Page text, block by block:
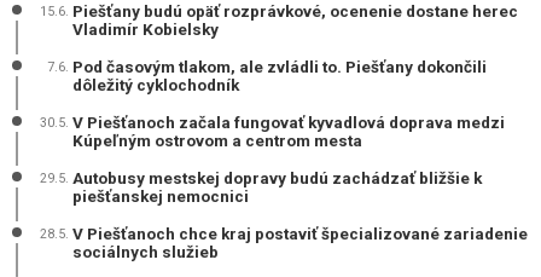
15.6. Piešťany budú opäť rozprávkové, ocenenie dostane herec
Vladimír Kobielsky
7.6. Pod časovým tlakom, ale zvládli to. Piešťany dokončili
dôležitý cyklochodník
30.5. V Piešťanoch začala fungovať kyvadlová doprava medzi
Kúpeľným ostrovom a centrom mesta
29.5. Autobusy mestskej dopravy budú zachádzať bližšie k
piešťanskej nemocnici
28.5. V Piešťanoch chce kraj postaviť špecializované zariadenie
sociálnych služieb